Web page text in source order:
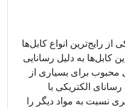
رایج‌ترین انواع کابل‌ها
به دلیل رسانایی
محبوب برای بسیاری از
الکتریکی با
نسبت به مواد دیگر را